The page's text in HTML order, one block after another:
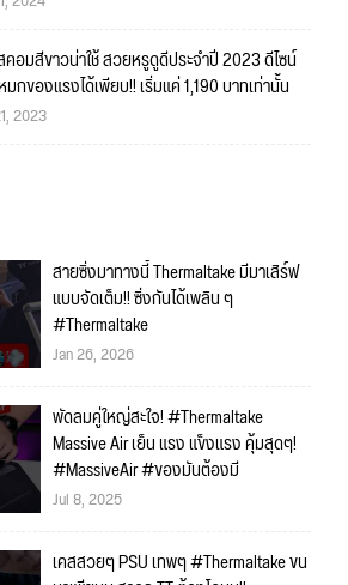
คอมสีขาวน่าใช้ สวยหรูดูดีประจำปี 2023 ดีไซน์
กของแรงได้เพียบ!! เริ่มแค่ 1,190 บาทเท่านั้น
2023
สายซิ่งมาทางนี้ Thermaltake มีมาเสิร์ฟ
แบบจัดเต็ม!! ซิ่งกันได้เพลิน ๆ
#Thermaltake
Jan 26, 2026
พัดลมคู่ใหญ่สะใจ! #Thermaltake
Massive Air เย็น แรง แข็งแรง คุ้มสุดๆ!
#MassiveAir #ของมันต้องมี
Jul 8, 2025
เคสสวยๆ PSU เทพๆ #Thermaltake ขน